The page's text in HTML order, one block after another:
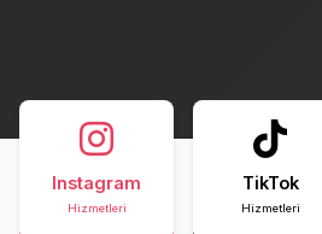
Instagram
Hizmetleri
TikTok
Hizmetleri